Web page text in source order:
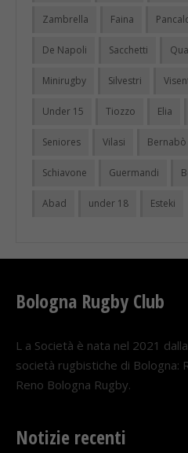
Zambrella Faina
De Napoli Sacchetti
Minirugby Silvestri
Under 15 Tiozzo Elia
Seniores Vilasi Bernabò
Schiavone Guermandi
Abad under 18 Esteki
Bologna Rugby Club
L a Società è nata nel 2021
società rugbistiche di Bologna:
Reno Bologna Rugby.
Notizie recenti